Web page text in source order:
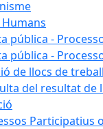
pública -
pública -
de llocs de
del resultat de
Participatius